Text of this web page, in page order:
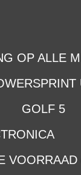
OP ALLE
GOLF 5